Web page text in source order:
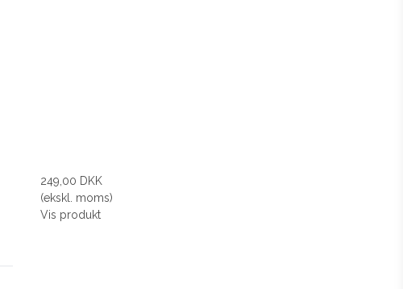
249,00 DKK
(ekskl. moms)
Vis produkt